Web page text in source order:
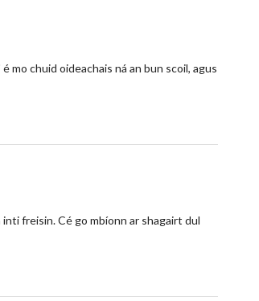
mo chuid oideachais ná an bun scoil, agus
freisin. Cé go mbíonn ar shagairt dul